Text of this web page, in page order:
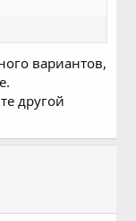
вариантов,
другой